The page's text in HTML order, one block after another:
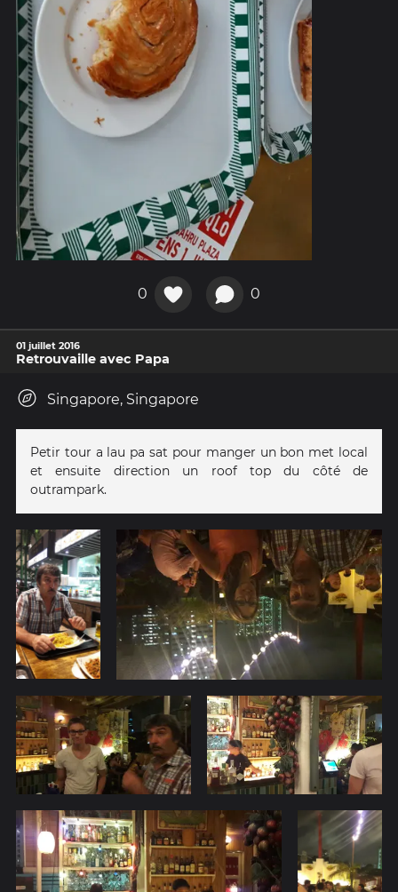
0 0
01 juillet 2016
Retrouvaille avec Papa
Singapore, Singapore
Petir tour a lau pa sat pour manger un bon met local
et ensuite direction un roof top du côté de
outrampark.